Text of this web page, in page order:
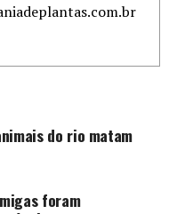
do rio matam
foram